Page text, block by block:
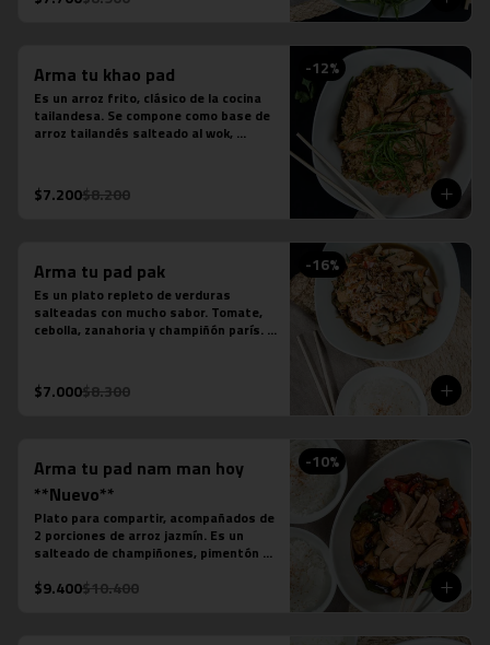
de dragón y limón sutil. Se acompaña
-12%
Arma tu khao pad
Es un arroz frito, clásico de la cocina
tailandesa. Se compone como base de
arroz tailandés salteado al wok,
salsa tamarindo.
$7.200$8.200
-16%
Arma tu pad pak
Es un plato repleto de verduras
salteadas con mucho sabor. Tomate,
cebolla, zanahoria y champiñón parís.
de pescado.
$7.000$8.300
-10%
Arma tu pad nam man hoy
**Nuevo**
Plato para compartir, acompañados de
2 porciones de arroz jazmín. Es un
salteado de champiñones, pimentón
verde, salsa de soya, salsa de ostra,
$9.400$10.400